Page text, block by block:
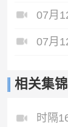
相关集锦